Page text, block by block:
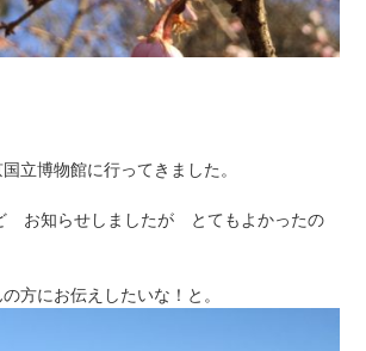
立博物館に行ってきました。
お知らせしましたが とてもよかったの
方にお伝えしたいな！と。